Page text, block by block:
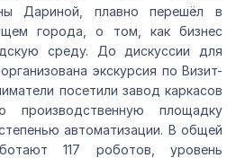
Дариной, плавно перешёл в
города, о том, как бизнес
среду. До дискуссии для
экскурсия по Визит-
посетили завод каркасов
производственную площадку
автоматизации. В общей
117 роботов, уровень